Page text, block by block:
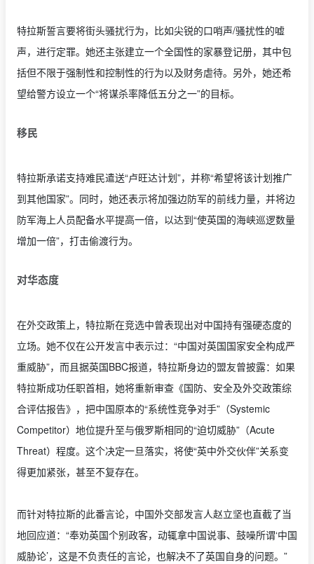
特拉斯誓言要将街头骚扰行为，比如尖锐的口哨声/骚扰性的嘘
声，进行定罪。她还主张建立一个全国性的家暴登记册，其中包
括但不限于强制性和控制性的行为以及财务虐待。另外，她还希
望给警方设立一个“将谋杀率降低五分之一”的目标。
移民
特拉斯承诺支持难民遣送“卢旺达计划”，并称“希望将该计划推广
到其他国家”。同时，她还表示将加强边防军的前线力量，并将边
防军海上人员配备水平提高一倍，以达到“使英国的海峡巡逻数量
增加一倍”，打击偷渡行为。
对华态度
在外交政策上，特拉斯在竞选中曾表现出对中国持有强硬态度的
立场。她不仅在公开发言中表示过：“中国对英国国家安全构成严
重威胁”，而且据英国BBC报道，特拉斯身边的盟友曾披露：如果
特拉斯成功任职首相，她将重新审查《国防、安全及外交政策综
合评估报告》，把中国原本的“系统性竞争对手”（Systemic
Competitor）地位提升至与俄罗斯相同的“迫切威胁”（Acute
Threat）程度。这个决定一旦落实，将使“英中外交伙伴”关系变
得更加紧张，甚至不复存在。
而针对特拉斯的此番言论，中国外交部发言人赵立坚也直截了当
地回应道：“奉劝英国个别政客，动辄拿中国说事、鼓噪所谓‘中国
威胁论’，这是不负责任的言论，也解决不了英国自身的问题。”